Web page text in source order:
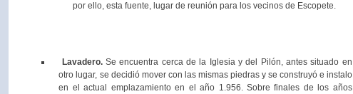
por ello, esta fuente, lugar de reunión para los vecinos de Escopete.
Lavadero.Se encuentra cerca de la Iglesia y del Pilón, antes situado en
otro lugar, se decidió mover con las mismas piedras y se construyó e instalo
en el actual emplazamiento en el año 1.956. Sobre finales de los años